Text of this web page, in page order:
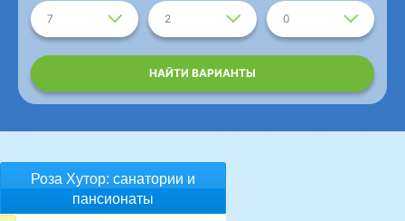
7 2 0
НАЙТИ ВАРИАНТЫ
Роза Хутор: санатории и
пансионаты